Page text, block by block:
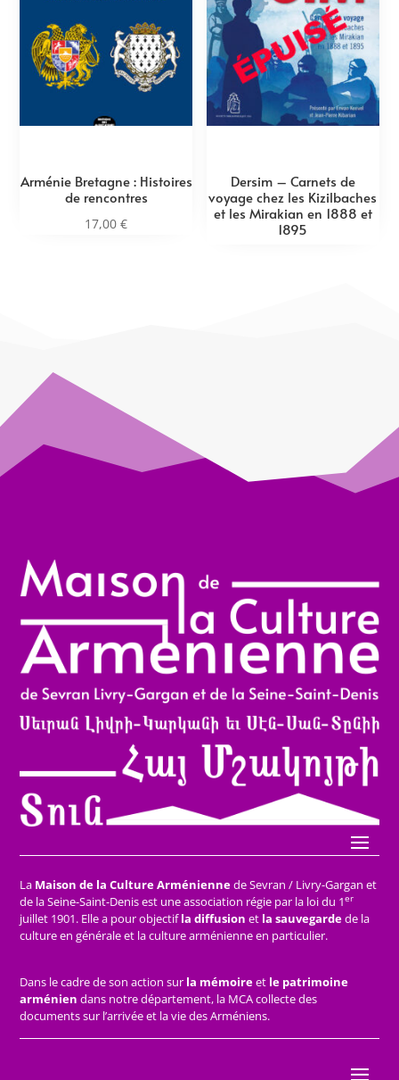
Arménie Bretagne : Histoires
de rencontres
17,00€
Dersim – Carnets de
voyage chez les Kizilbaches
et les Mirakian en 1888 et
1895
La Maison de la Culture Arméniennede Sevran / Livry-Gargan et
de la Seine-Saint-Denis est une association régie par la loi du 1er
juillet 1901. Elle a pour objectifla diffusion et la sauvegardede la
culture en générale et la culture arménienne en particulier.
Dans le cadre de son action sur la mémoireet le patrimoine
arménien dans notre département, la MCA collecte des
documents sur l’arrivée et la vie des Arméniens.